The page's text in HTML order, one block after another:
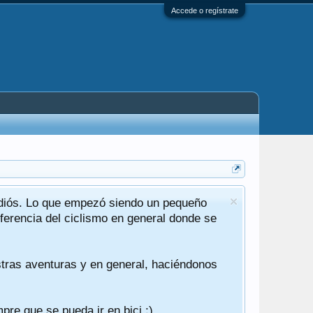
Accede o regístrate
Lo que empezó siendo un pequeño
del ciclismo en general donde se
aventuras y en general, haciéndonos
que se pueda ir en bici :)